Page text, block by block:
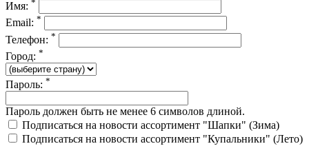
Имя: *
Email: *
Телефон: *
Город: *
Пароль: *
Пароль должен быть не менее 6 символов длиной.
Подписаться на новости ассортимент "Шапки" (Зима)
Подписаться на новости ассортимент "Купальники" (Лето)